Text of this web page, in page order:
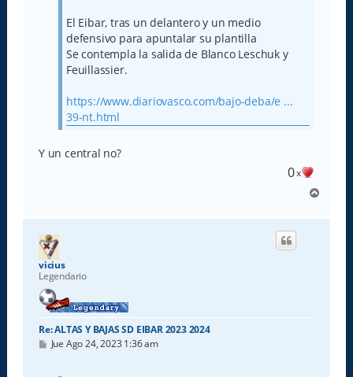
El Eibar, tras un delantero y un medio
defensivo para apuntalar su plantilla
Se contempla la salida de Blanco Leschuk y
Feuillassier.
https://www.diariovasco.com/bajo-deba/e ...
39-nt.html
Y un central no?
0x
r
vicius
Legendario
Re: ALTAS Y BAJAS SD EIBAR 2023 2024
M
Jue Ago 24, 2023 1:36 am